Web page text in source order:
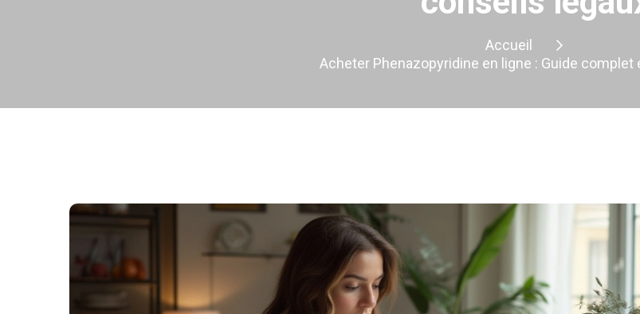
Accueil
Acheter Phenazopyridine en ligne : Guide complet